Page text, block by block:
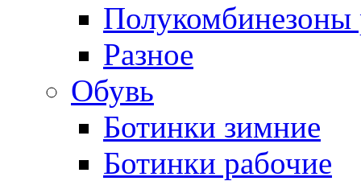
Полукомбинезоны
Разное
Обувь
Ботинки зимние
Ботинки рабочие